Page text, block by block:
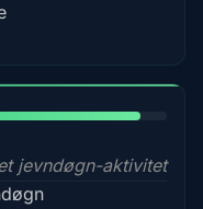
jevndøgn-aktivitet